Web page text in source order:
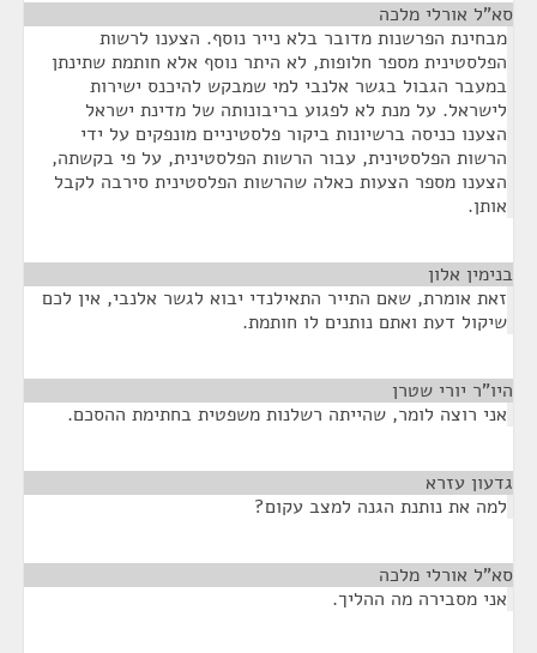
סא”ל אורלי מלכה
מבחינת הפרשנות מדובר בלא נייר נוסף. הצענו לרשות
הפלסטינית מספר חלופות, לא היתר נוסף אלא חותמת שתינתן
במעבר הגבול בגשר אלנבי למי שמבקש להיכנס ישירות
לישראל. על מנת לא לפגוע בריבונותה של מדינת ישראל
הצענו כניסה ברשיונות ביקור פלסטיניים מונפקים על ידי
הרשות הפלסטינית, עבור הרשות הפלסטינית, על פי בקשתה,
הצענו מספר הצעות כאלה שהרשות הפלסטינית סירבה לקבל
אותן.
בנימין אלון
זאת אומרת, שאם התייר התאילנדי יבוא לגשר אלנבי, אין לכם
שיקול דעת ואתם נותנים לו חותמת.
היו"ר יורי שטרן
אני רוצה לומר, שהייתה רשלנות משפטית בחתימת ההסכם.
גדעון עזרא
למה את נותנת הגנה למצב עקום?
סא”ל אורלי מלכה
אני מסבירה מה ההליך.